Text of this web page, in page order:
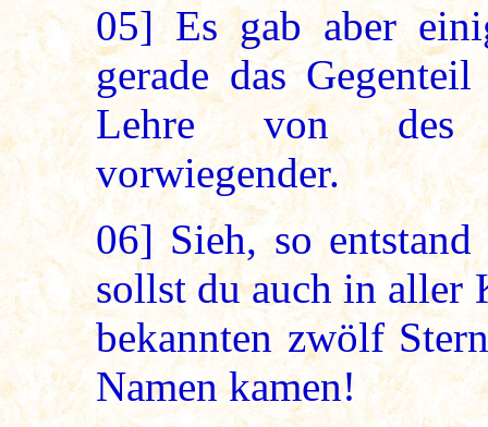
05] Es gab aber
gerade das
Lehre von des
vorwiegender.
06] Sieh, so
sollst du auch in aller
bekannten zwölf
Namen kamen!